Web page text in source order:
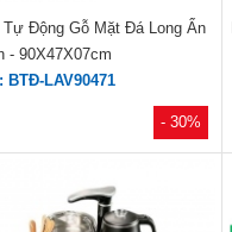
- 30%
Tự Động Gỗ Mặt Đá Long Ẩn
- 90X47X07cm
BTĐ-LAV90471